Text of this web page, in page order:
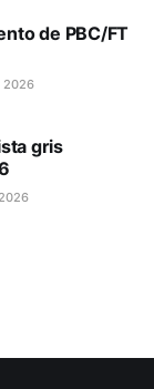
de PBC/FT
2026
gris